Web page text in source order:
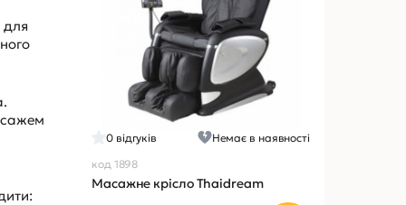
для
0 відгуків
Немає в наявності
код 1898
Масажне крісло Thaidream